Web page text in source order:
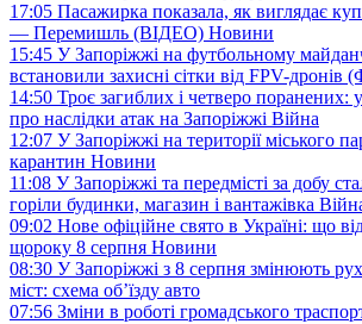
17:05 Пасажирка показала, як виглядає
— Перемишль (ВІДЕО) Новини
15:45 У Запоріжжі на футбольному
встановили захисні сітки від FPV-
14:50 Троє загиблих і четверо поранених: у
про наслідки атак на Запоріжжі Війна
12:07 У Запоріжжі на території міського
карантин Новини
11:08 У Запоріжжі та передмісті за добу
горіли будинки, магазин і вантажівка
09:02 Нове офіційне свято в Україні: що
щороку 8 серпня Новини
08:30 У Запоріжжі з 8 серпня змінюють
міст: схема об’їзду авто
07:56 Зміни в роботі громадського